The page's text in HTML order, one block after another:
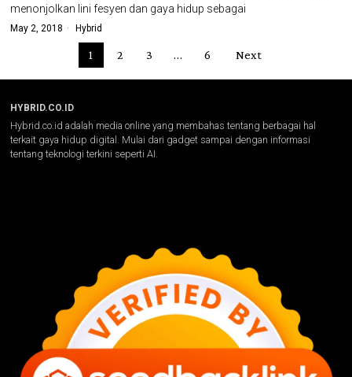
menonjolkan lini fesyen dan gaya hidup sebagai
May 2, 2018 Hybrid
1 2 3 … 6 Next
HYBRID.CO.ID
Hybrid.co.id adalah media online yang membahas tentang berbagai hal
terkait gaya hidup digital. Mulai dari gadget sampai dengan informasi
tentang teknologi terkini seperti AI.